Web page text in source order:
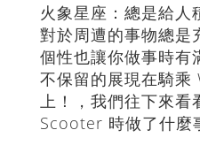
火象星座：總是給人
對於周遭的事物總是
個性也讓你做事時有
不保留的展現在騎
上！，我們往下來看
Scooter 時做了什麼